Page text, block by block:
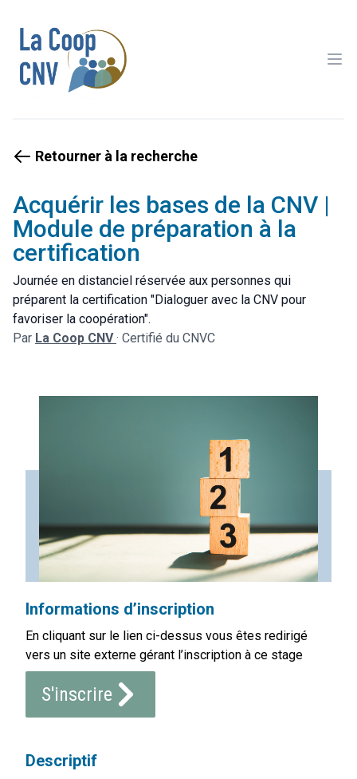
Retourner à la recherche
Acquérir les bases de la CNV |
Module de préparation à la
certification
Journée en distanciel réservée aux personnes qui
préparent la certification "Dialoguer avec la CNV pour
favoriser la coopération".
Par La Coop CNV· Certifié du CNVC
Informations d’inscription
En cliquant sur le lien ci-dessus vous êtes redirigé
vers un site externe gérant l’inscription à ce stage
S'inscrire
Descriptif